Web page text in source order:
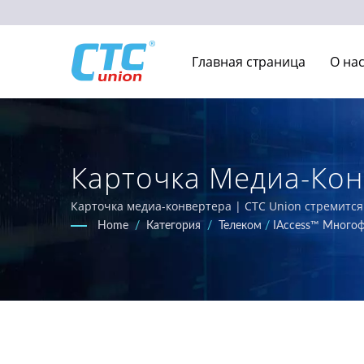
Главная страница О нас
Карточка Медиа-
Ethernet-
Карточка медиа-конвертера | CTC Union
сети, разработанные для суровых условий. Наш
Ethernet-коммутаторы, соответствующие
Home / Категория / Телеком / IAccess™